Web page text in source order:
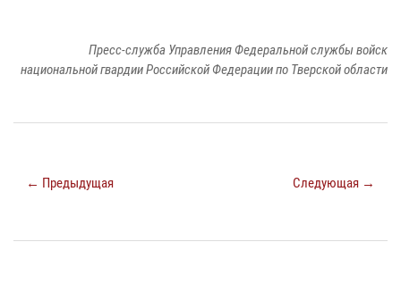
Пресс-служба Управления Федеральной службы войск
национальной гвардии Российской Федерации по Тверской области
← Предыдущая Следующая →